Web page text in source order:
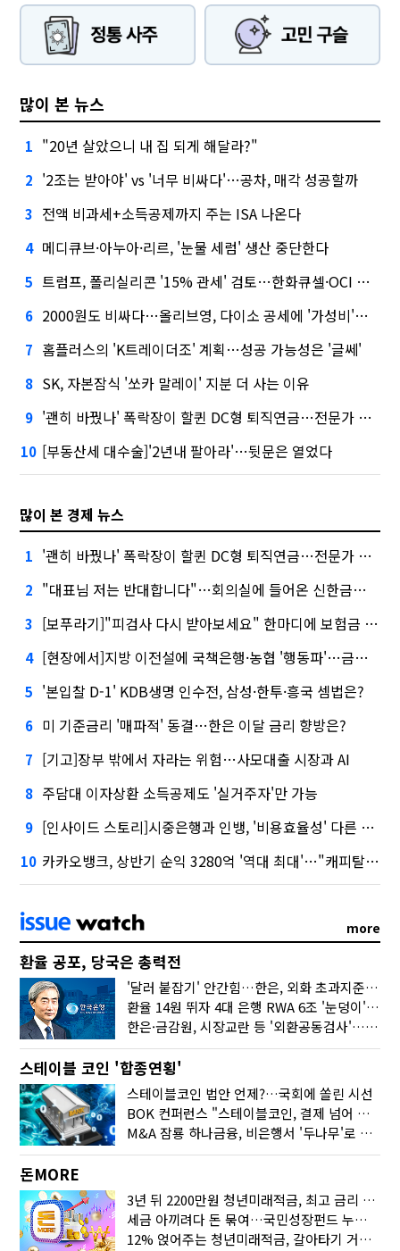
많이 본 뉴스
1 "20년 살았으니 내 집 되게 해달라?"
2 '2조는 받아야' vs '너무 비싸다'…공차, 매각 성공할까
3 전액 비과세+소득공제까지 주는 ISA 나온다
4 메디큐브·아누아·리르, '눈물 세럼' 생산 중단한다
5 트럼프, 폴리실리콘 '15% 관세' 검토…한화큐셀·OCI 영향은?
6 2000원도 비싸다…올리브영, 다이소 공세에 '가성비'로 맞불
7 홈플러스의 'K트레이더조' 계획…성공 가능성은 '글쎄'
8 SK, 자본잠식 '쏘카 말레이' 지분 더 사는 이유
9 '괜히 바꿨나' 폭락장이 할퀸 DC형 퇴직연금…전문가 조언은
10 [부동산세 대수술]'2년내 팔아라'…뒷문은 열었다
많이 본 경제 뉴스
1 '괜히 바꿨나' 폭락장이 할퀸 DC형 퇴직연금…전문가 조언은
2 "대표님 저는 반대합니다"…회의실에 들어온 신한금융 AI
3 [보푸라기]"피검사 다시 받아보세요" 한마디에 보험금 못 받을 뻔?
4 [현장에서]지방 이전설에 국책은행·농협 '행동파'…금감원 '신중모드'
5 '본입찰 D-1' KDB생명 인수전, 삼성·한투·흥국 셈법은?
6 미 기준금리 '매파적' 동결…한은 이달 금리 향방은?
7 [기고]장부 밖에서 자라는 위험…사모대출 시장과 AI
8 주담대 이자상환 소득공제도 '실거주자'만 가능
9 [인사이드 스토리]시중은행과 인뱅, '비용효율성' 다른 잣대 왜?
10 카카오뱅크, 상반기 순익 3280억 '역대 최대'…"캐피탈, 자산 1조원 이상"
more
환율 공포, 당국은 총력전
'달러 붙잡기' 안간힘…한은, 외화 초과지준에 이자 6개월 더
환율 14원 뛰자 4대 은행 RWA 6조 '눈덩이'…2배 뛴 2분기는?
한은·금감원, 시장교란 등 '외환공동검사'…환율 급등 전방위 대응
스테이블 코인 '합종연횡'
스테이블코인 법안 언제?…국회에 쏠린 시선
BOK 컨퍼런스 "스테이블코인, 결제 넘어 보험 대출 등 금융 연결 도구"
M&A 잠룡 하나금융, 비은행서 '두나무'로 눈돌린 이유는
돈MORE
3년 뒤 2200만원 청년미래적금, 최고 금리 받으려면?
세금 아끼려다 돈 묶여…국민성장펀드 누가 가입하면 좋을까
12% 얹어주는 청년미래적금, 갈아타기 거절 될수 있어요